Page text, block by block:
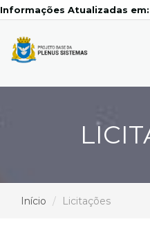
Atualizadas em:
Início Licitações